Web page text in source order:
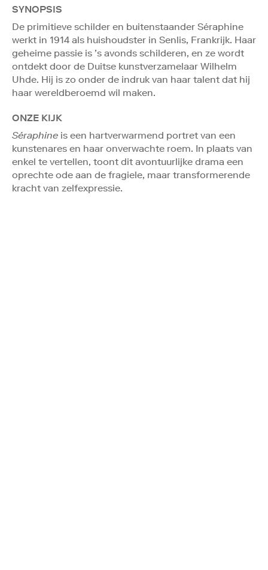
SYNOPSIS
De primitieve schilder en buitenstaander Séraphine
werkt in 1914 als huishoudster in Senlis, Frankrijk. Haar
geheime passie is ’s avonds schilderen, en ze wordt
ontdekt door de Duitse kunstverzamelaar Wilhelm
Uhde. Hij is zo onder de indruk van haar talent dat hij
haar wereldberoemd wil maken.
ONZE KIJK
Séraphine is een hartverwarmend portret van een
kunstenares en haar onverwachte roem. In plaats van
enkel te vertellen, toont dit avontuurlijke drama een
oprechte ode aan de fragiele, maar transformerende
kracht van zelfexpressie.